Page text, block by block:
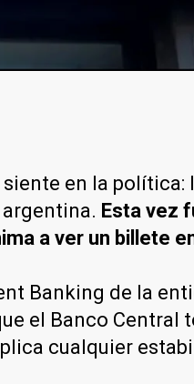
en la
Esta vez
a ver un billete
Banking de la
el Banco Central
cualquier